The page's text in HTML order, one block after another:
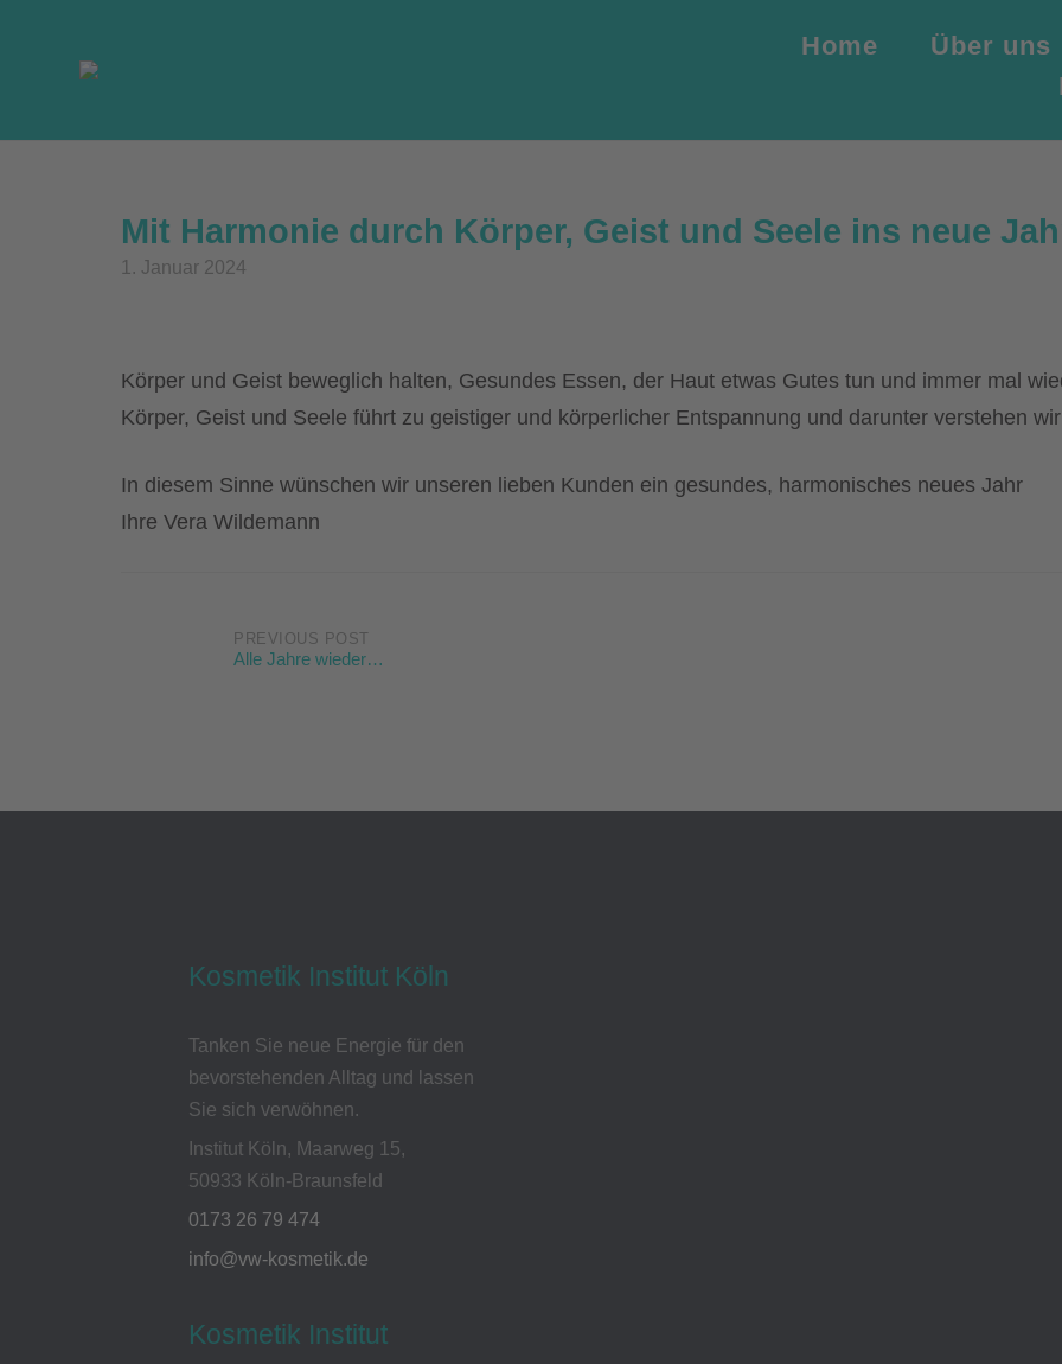
Home Über uns
Mit Harmonie durch Körper, Geist und Seele ins neue
1. Januar 2024
Körper und Geist beweglich halten, Gesundes Essen, der Haut etwas Gutes tun und immer mal
Körper, Geist und Seele führt zu geistiger und körperlicher Entspannung und darunter verstehen
In diesem Sinne wünschen wir unseren lieben Kunden ein gesundes, harmonisches neues Jahr
Ihre Vera Wildemann
PREVIOUS POST
Alle Jahre wieder…
Kosmetik Institut Köln
Tanken Sie neue Energie für den
bevorstehenden Alltag und lassen
Sie sich verwöhnen.
Institut Köln, Maarweg 15,
50933 Köln-Braunsfeld
0173 26 79 474
info@vw-kosmetik.de
Kosmetik Institut